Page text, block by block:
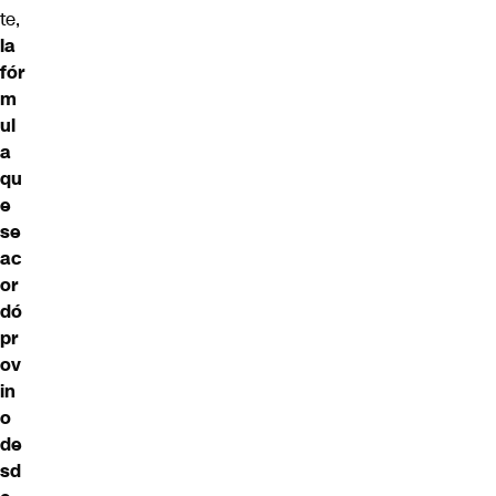
te,
la
fór
m
ul
a
qu
e
se
ac
or
dó
pr
ov
in
o
de
sd